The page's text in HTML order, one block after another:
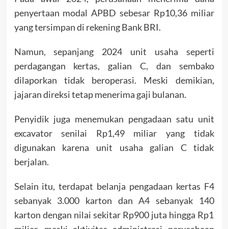
penyertaan modal APBD sebesar Rp10,36 miliar
yang tersimpan di rekening Bank BRI.
Namun, sepanjang 2024 unit usaha seperti
perdagangan kertas, galian C, dan sembako
dilaporkan tidak beroperasi. Meski demikian,
jajaran direksi tetap menerima gaji bulanan.
Penyidik juga menemukan pengadaan satu unit
excavator senilai Rp1,49 miliar yang tidak
digunakan karena unit usaha galian C tidak
berjalan.
Selain itu, terdapat belanja pengadaan kertas F4
sebanyak 3.000 karton dan A4 sebanyak 140
karton dengan nilai sekitar Rp900 juta hingga Rp1